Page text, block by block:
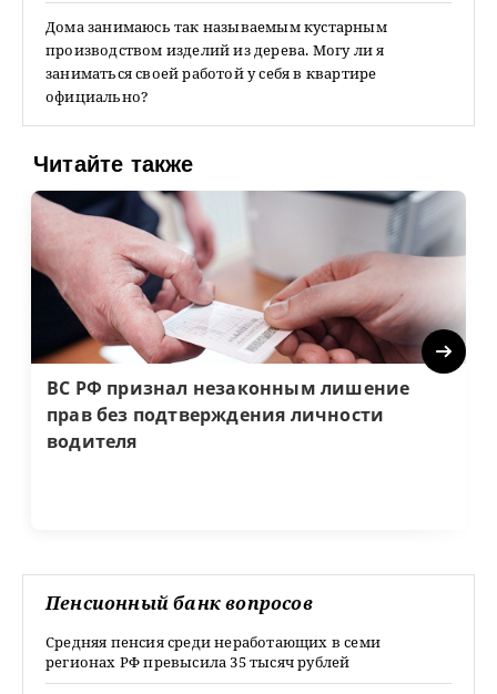
Дома занимаюсь так называемым кустарным
производством изделий из дерева. Могу ли я
заниматься своей работой у себя в квартире
официально?
Читайте также
ВС РФ признал незаконным лишение
прав без подтверждения личности
водителя
Next
Пенсионный банк вопросов
Средняя пенсия среди неработающих в семи
регионах РФ превысила 35 тысяч рублей